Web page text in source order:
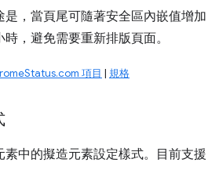
，當頁尾可隨著安全區內嵌值增加
，避免需要重新排版頁面。
項目 | 規格
中的擬造元素設定樣式。目前支援